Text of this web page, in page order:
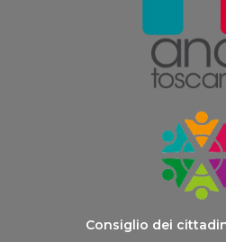
Consiglio dei